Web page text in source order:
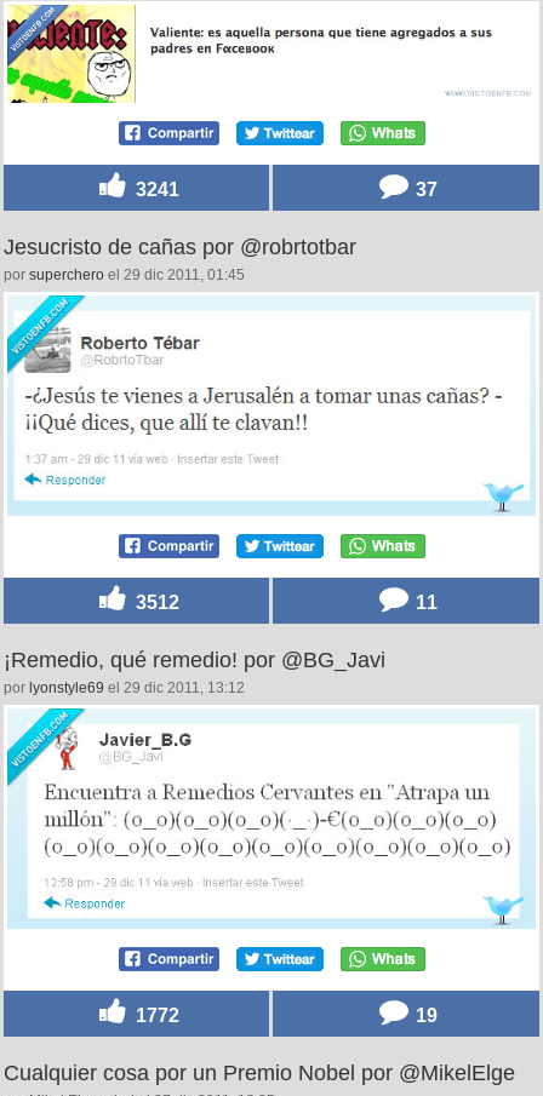
3241 37
Jesucristo de cañas por @robrtotbar
por superchero el 29 dic 2011, 01:45
3512 11
¡Remedio, qué remedio! por @BG_Javi
por lyonstyle69 el 29 dic 2011, 13:12
1772 19
Cualquier cosa por un Premio Nobel por @MikelElge